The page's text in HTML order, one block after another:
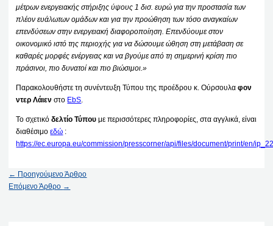
μέτρων ενεργειακής στήριξης ύψους 1 δισ. ευρώ για την προστασία των
πλέον ευάλωτων ομάδων και για την προώθηση των τόσο αναγκαίων
επενδύσεων στην ενεργειακή διαφοροποίηση. Επενδύουμε στον
οικονομικό ιστό της περιοχής για να δώσουμε ώθηση στη μετάβαση σε
καθαρές μορφές ενέργειας και να βγούμε από τη σημερινή κρίση πιο
πράσινοι, πιο δυνατοί και πιο βιώσιμοι.»
Παρακολουθήστε τη συνέντευξη Τύπου της προέδρου κ. Ούρσουλαφον
ντερ Λάιεν στο EbS.
Το σχετικόδελτίο Τύπου με περισσότερες πληροφορίες, στα αγγλικά, είναι
διαθέσιμοεδώ :
https://ec.europa.eu/commission/presscorner/api/files/document/print/en/
← Προηγούμενο Άρθρο
Επόμενο Άρθρο →